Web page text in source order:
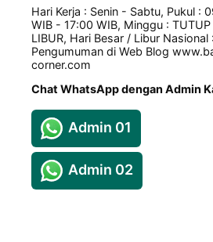
Hari Kerja : Senin - Sabtu, Pukul :
WIB - 17:00 WIB, Minggu :
LIBUR, Hari Besar / Libur Nasional
Pengumuman di Web Blog
corner.com
Chat WhatsApp dengan Admin
Admin 01
Admin 02